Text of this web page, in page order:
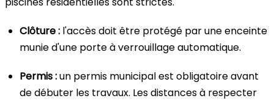
Clôture : l'accès doit être protégé par une enceinte
munie d'une porte à verrouillage automatique.
Permis :un permis municipal est obligatoire avant
de débuter les travaux. Les distances à respecter